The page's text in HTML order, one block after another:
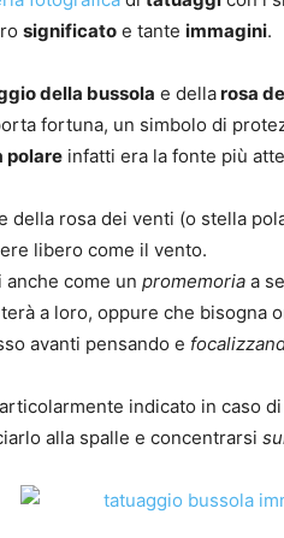
significato e tante immagini.
della bussola e dellarosa
fortuna, un simbolo di
polare infatti era la fonte più
della rosa dei venti (o stella
libero come il vento.
come un promemoria a
a loro, oppure che bisogna
avanti pensando e
indicato in caso
alla spalle e concentrarsi